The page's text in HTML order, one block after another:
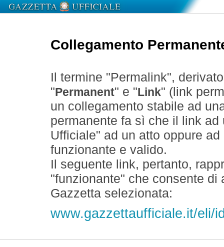
Collegamento
Il termine "Permalink",
" Permanent" e " Link" (link
un collegamento stabile ad
permanente fa sì che il link
Ufficiale" ad un atto oppure
funzionante e valido.
Il seguente link, pertanto,
"funzionante" che consente
Gazzetta selezionata:
www.gazzettaufficiale.it/eli/